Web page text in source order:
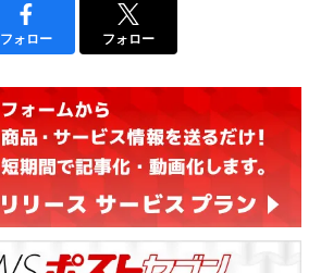
フォロー フォロー